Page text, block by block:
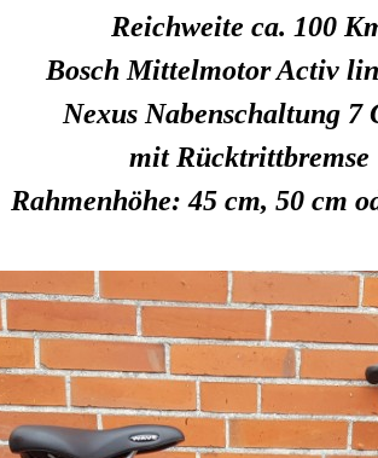
Reichweite ca. 100
Bosch Mittelmotor Activ
Nexus Nabenschaltung 7
mit Rücktrittbremse
Rahmenhöhe: 45 cm, 50 cm